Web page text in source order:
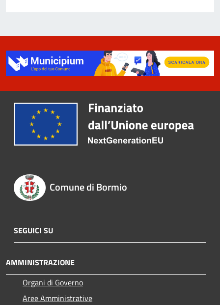
Comune di Bormio
SEGUICI SU
AMMINISTRAZIONE
Organi di Governo
Aree Amministrative